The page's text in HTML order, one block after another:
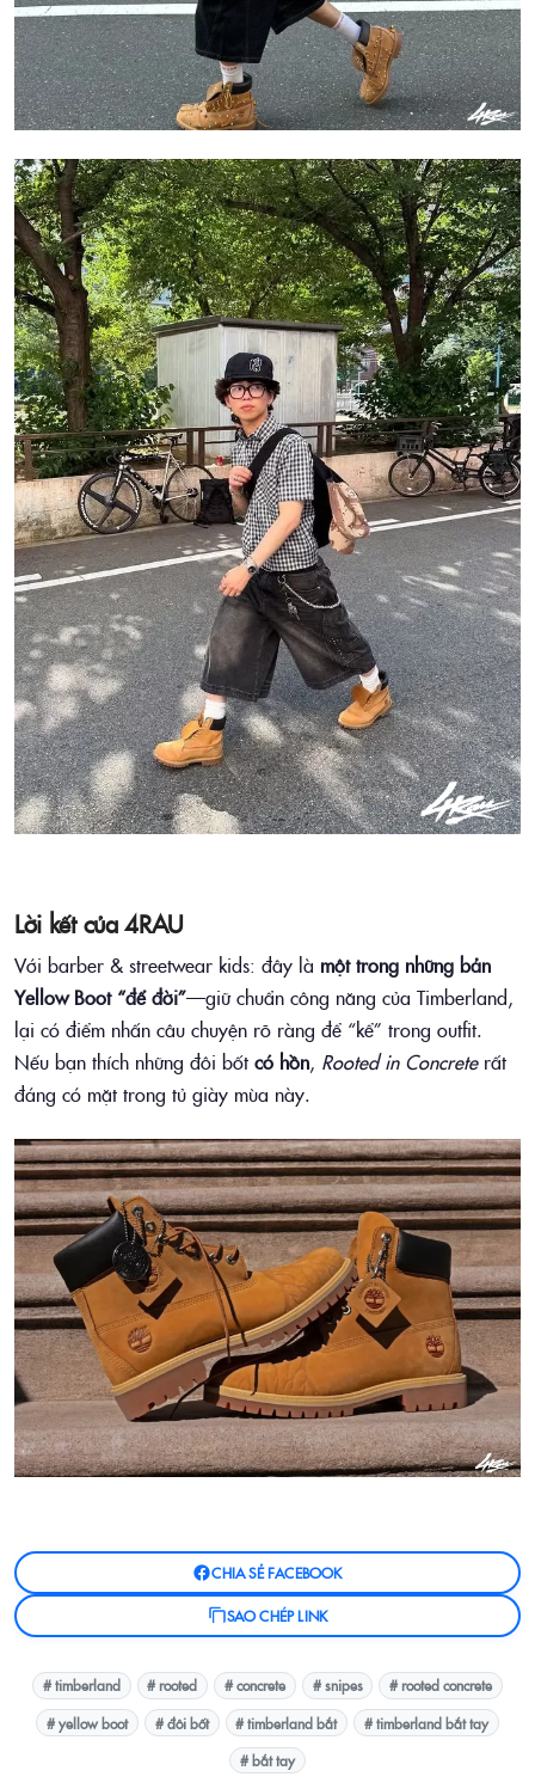
Lời kết của 4RAU
Với barber & streetwear kids: đây là một trong những bản
Yellow Boot “để đời”—giữ chuẩn công năng của Timberland,
lại có điểm nhấn câu chuyện rõ ràng để “kể” trong outfit.
Nếu bạn thích những đôi bốt có hồn, Rooted in Concreterất
đáng có mặt trong tủ giày mùa này.
CHIA SẺ FACEBOOK
SAO CHÉP LINK
# timberland # rooted # concrete # snipes
# rooted concrete
# yellow boot
# đôi bốt # timberland bắt
# timberland bắt tay
# bắt tay